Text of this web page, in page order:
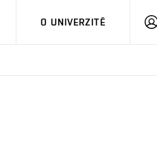
O UNIVERZITĚ